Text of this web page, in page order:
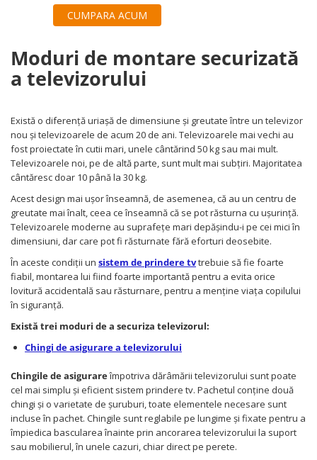
Stickere decorative
Covorase de joaca
Ingrijire adulti
Siguranta animale companie
Carduri Cadou
Propuneri Cadou
Produse Sub 50 Lei
Resigilate
CUMPARA ACUM
Moduri de montare securizată
a televizorului
Există o diferență uriașă de dimensiune și greutate între un televizor
nou și televizoarele de acum 20 de ani. Televizoarele mai vechi au
fost proiectate în cutii mari, unele cântărind 50 kg sau mai mult.
Televizoarele noi, pe de altă parte, sunt mult mai subțiri. Majoritatea
cântăresc doar 10 până la 30 kg.
Acest design mai ușor înseamnă, de asemenea, că au un centru de
greutate mai înalt, ceea ce înseamnă că se pot răsturna cu ușurință.
Televizoarele moderne au suprafețe mari depășindu-i pe cei mici în
dimensiuni, dar care pot fi răsturnate fără eforturi deosebite.
În aceste condiții un sistem de prindere tvtrebuie să fie foarte
fiabil, montarea lui fiind foarte importantă pentru a evita orice
lovitură accidentală sau răsturnare, pentru a menține viața copilului
în siguranță.
Există trei moduri de a securiza televizorul:
Chingi de asigurare a televizorului
Chingile de asigurareîmpotriva dărâmării televizorului sunt poate
cel mai simplu și eficient sistem prindere tv. Pachetul conține două
chingi și o varietate de șuruburi, toate elementele necesare sunt
incluse în pachet. Chingile sunt reglabile pe lungime și fixate pentru a
împiedica bascularea înainte prin ancorarea televizorului la suport
sau mobilierul, în unele cazuri, chiar direct pe perete.